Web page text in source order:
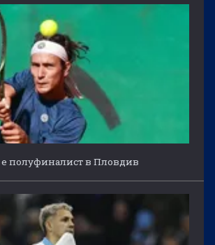
полуфиналист в Пловдив